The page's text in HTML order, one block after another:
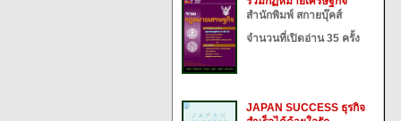
สำนักพิมพ์ สกายบุ๊คส์
จำนวนที่เปิดอ่าน 35 ครั้ง
JAPAN SUCCESS ธุรกิจ